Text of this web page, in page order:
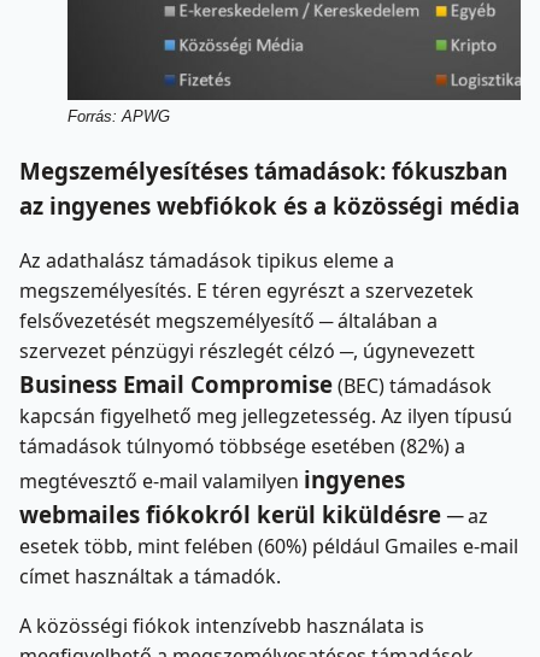
Forrás: APWG
Megszemélyesítéses támadások: fókuszban
az ingyenes webfiókok és a közösségi média
Az adathalász támadások tipikus eleme a
megszemélyesítés. E téren egyrészt a szervezetek
felsővezetését megszemélyesítő ─ általában a
szervezet pénzügyi részlegét célzó ─, úgynevezett
Business Email Compromise(BEC) támadások
kapcsán figyelhető meg jellegzetesség. Az ilyen típusú
támadások túlnyomó többsége esetében (82%) a
megtévesztő e-mail valamilyen ingyenes
webmailes fiókokról kerül kiküldésre ─az
esetek több, mint felében (60%) például Gmailes e-mail
címet használtak a támadók.
A közösségi fiókok intenzívebb használata is